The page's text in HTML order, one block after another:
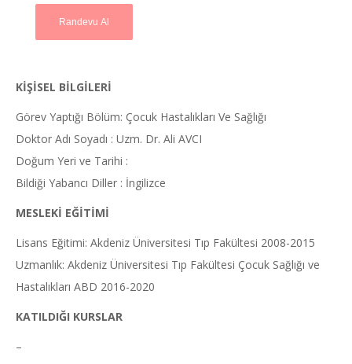
Randevu Al
KİŞİSEL BİLGİLERİ
Görev Yaptığı Bölüm: Çocuk Hastalıkları Ve Sağlığı
Doktor Adı Soyadı : Uzm. Dr. Ali AVCI
Doğum Yeri ve Tarihi :
Bildiği Yabancı Diller : İngilizce
MESLEKİ EĞİTİMİ
Lisans Eğitimi: Akdeniz Üniversitesi Tıp Fakültesi 2008-2015
Uzmanlık: Akdeniz Üniversitesi Tıp Fakültesi Çocuk Sağlığı ve
Hastalıkları ABD 2016-2020
KATILDIĞI KURSLAR
–